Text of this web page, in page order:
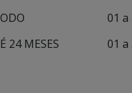
01 a
24 MESES 01 a